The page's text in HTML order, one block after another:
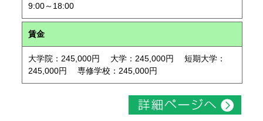
9:00～18:00
賃金
大学院：245,000円 大学：245,000円 短期大学：
245,000円 専修学校：245,000円